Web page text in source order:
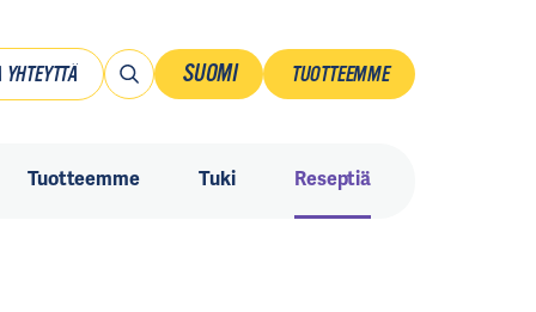
YHTEYTTÄ SUOMI
Ruotsi
TUOTTEEMME
Tuotteemme Tuki Reseptiä